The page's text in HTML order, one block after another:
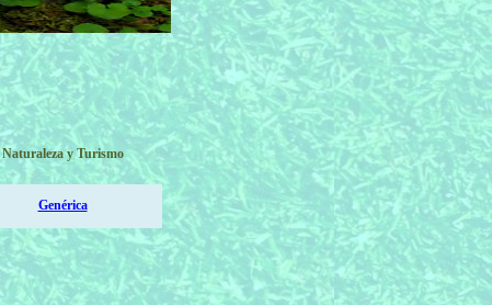
Naturaleza y Turismo
Genérica